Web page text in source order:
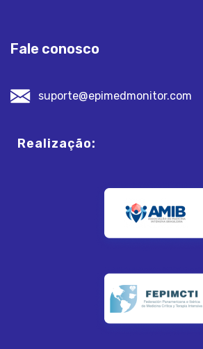
Fale conosco
suporte@epimedmonitor.com
Realização: